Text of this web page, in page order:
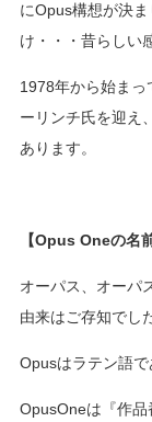
にOpus構想が決
け・・・昔らしい
1978年から始まっ
ーリンチ氏を迎え
あります。
【Opus Oneの名
オーパス、オーパ
由来はご存知でし
Opusはラテン語で
OpusOneは『作品